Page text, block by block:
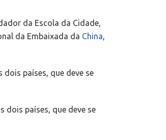
da Escola da Cidade,
da Embaixada da China,
países, que deve se
dois países, que deve se